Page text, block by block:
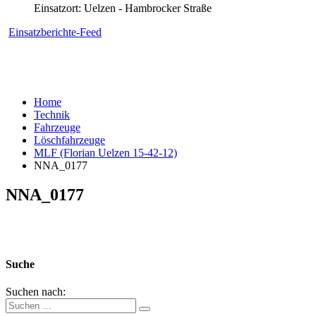
Einsatzort: Uelzen - Hambrocker Straße
Einsatzberichte-Feed
Home
Technik
Fahrzeuge
Löschfahrzeuge
MLF (Florian Uelzen 15-42-12)
NNA_0177
NNA_0177
Suche
Suchen nach: